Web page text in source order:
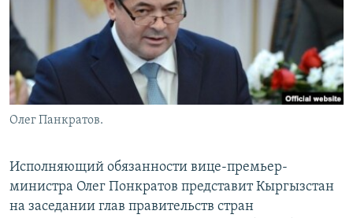
Олег Панкратов.
Исполняющий обязанности вице-премьер-
министра Олег Понкратов представит Кыргызстан
на заседании глав правительств стран